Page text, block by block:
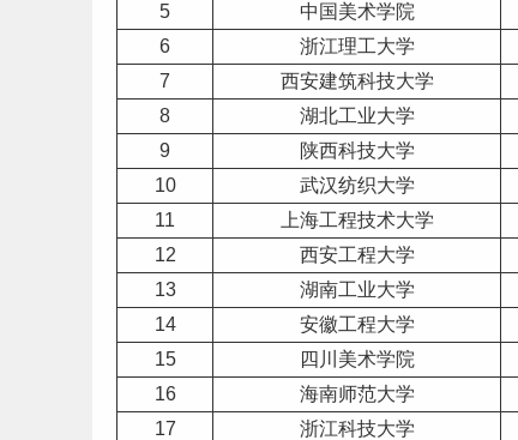
5
中国美术学院
6
浙江理工大学
7
西安建筑科技大学
8
湖北工业大学
9
陕西科技大学
10
武汉纺织大学
11
上海工程技术大学
12
西安工程大学
13
湖南工业大学
14
安徽工程大学
15
四川 美术学院
16
海南师范大学
17
浙江科技大学